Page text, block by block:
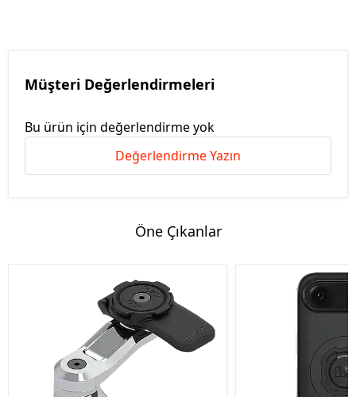
Müşteri Değerlendirmeleri
Bu ürün için değerlendirme yok
Değerlendirme Yazın
Öne Çıkanlar